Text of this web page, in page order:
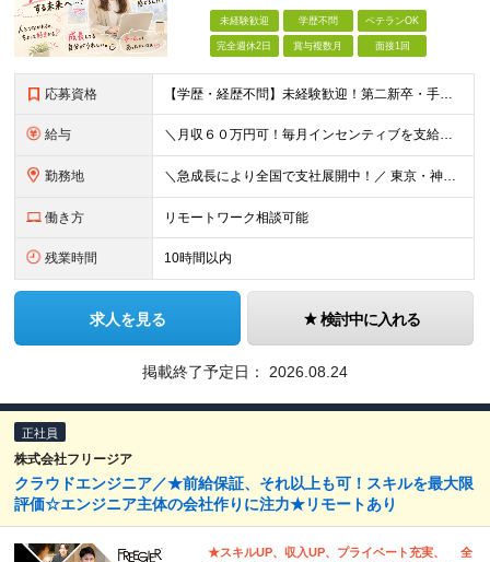
未経験歓迎 学歴不問 ベテランOK
完全週休2日 賞与複数月 面接1回
応募資格 【学歴・経歴不問】未経験歓迎！第⼆新卒・⼿に職をつけたい・新たな挑戦者⼤歓迎！⼈柄・意欲重視の採⽤♪ ＼これまでの経験・スキルは⼀切不問／ 新たな⼀歩を全⼒で応援します！ ★経歴・学歴不問 ★未経
給与 ＼⽉収６０万円可！毎⽉インセンティブを⽀給／ ⽉給３０万円〜+ダブルインセンティブ（個⼈+⽀店達成率に応じて） ※営業⼿当含む ▼下記固定残業代を含みます ・関東圏：5万8000円〜（⽉36h分）＋
勤務地 ＼急成⻑により全国で⽀社展開中！／ 東京・神奈川・埼⽟・千葉・⼤阪・名古屋・神⼾・新潟・⾦沢・京都・広島・福岡などで募集中！ ★東京、⼤阪、名古屋、福岡は急募のため、特に選考優遇します★ ◎勤務地は
働き方 リモートワーク相談可能
残業時間 10時間以内
求人を見る 検討中に入れる
掲載終了予定日： 2026.08.24
正社員
株式会社フリージア
クラウドエンジニア／★前給保証、それ以上も可！スキルを最大限
評価☆エンジニア主体の会社作りに注力★リモートあり
★スキルUP、収入UP、プライベート充実、 全